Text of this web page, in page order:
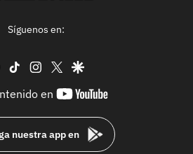
Síguenos en:
facebook
tiktok instagram
twittergoogle
en
youtube-
nuestra app en